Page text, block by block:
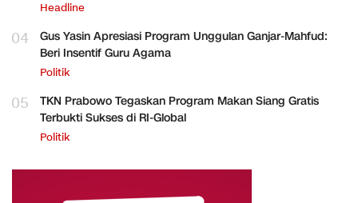
Headline
04
Gus Yasin Apresiasi Program Unggulan Ganjar-Mahfud:
Beri Insentif Guru Agama
Politik
05
TKN Prabowo Tegaskan Program Makan Siang Gratis
Terbukti Sukses di RI-Global
Politik